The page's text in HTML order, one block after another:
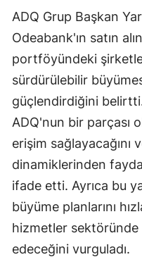
ADQ Grup Başkan
Odeabank'ın satın
portföyündeki
sürdürülebilir
güçlendirdiğini
ADQ'nun bir parçası
erişim sağlayacağını
dinamiklerinden
ifade etti. Ayrıca bu
büyüme planlarını
hizmetler
edeceğini vurguladı.